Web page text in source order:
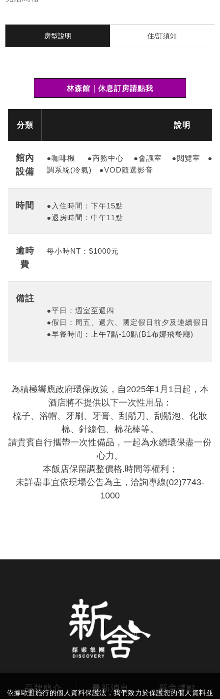
房型說明 住/訂須知
林森館｜休息訂房請點我
分類 說明
館內
設備
●咖啡機 ●商務中心 ●會議室 ●閱覽室 ●高
調系統(冷氣) ●VOD隨選影音
時間
●入住時間：下午15點
●退房時間：中午11點
逾時
費
每小時NT ：$1000元
備註
●平日：週室至週四
●假日：周五、週六、國定假日前夕及連續假日
●早餐時間：上午7點-10點(B1布娜飛餐廳)
為積極響應政府環保政策，自 2025年1月 1 日起，本
酒店將不提供以下一次性用品：
梳子、浴帽、牙刷、牙膏、刮鬍刀、刮鬍泡、化妝
棉、針線包、棉花棒等。
請貴賓自行攜帶一次性備品，一起為永續環保盡一份
心力。
本飯店保留調整價格.時間等權利；
未詳盡事宜依現場公告為主，洽詢專線(02)7743-
1000
品牌簡介 最新消息 新舍據點
依據歐盟施行的個人資料保護法，我們致力於保護您的個人資料並